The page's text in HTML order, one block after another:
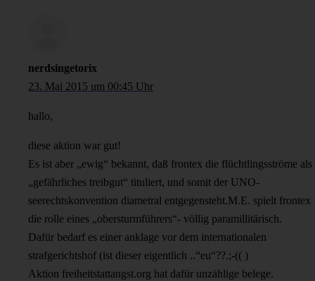
nerdsingetorix
23. Mai 2015 um 00:45 Uhr
hallo,
diese aktion war gut!
Es ist aber „ewig“ bekannt, daß frontex die flüchtlingsströme als
„gefährliches treibgut“ tituliert, und somit der UNO-
seerechtskonvention diametral entgegensteht.M.E. spielt frontex
die rolle eines „obersturmführers“- völlig paramillitärisch.
Dafür bedarf es einer anklage vor dem internationalen
strafgerichtshof (ist dieser eigentlich ..“eu“??.;-(( )
Aktion freiheitstattangst.org hat dafür unzählige belege.